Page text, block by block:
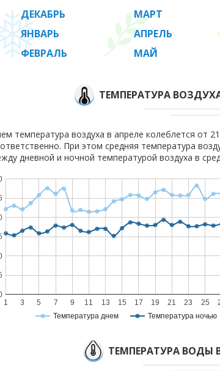
ДЕКАБРЬ
ЯНВАРЬ
ФЕВРАЛЬ
МАРТ
АПРЕЛЬ
МАЙ
ТЕМПЕРАТУРА
температура воздуха в апреле колеблется от
При этом средняя температура
дневной и ночной температурой воздуха в
Температура днем Температура ночью
1 3 5 7 9 11 13 15 17 19 21 23 25
ТЕМПЕРАТУРА ВОДЫ